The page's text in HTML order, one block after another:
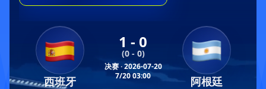
西班牙
1 - 0
(0 - 0)
决赛 · 2026-07-20
7/20 03:00
阿根廷